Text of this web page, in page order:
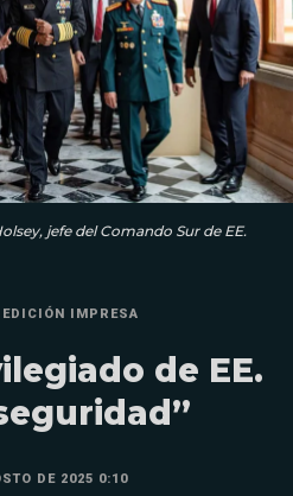
jefe del Comando Sur de EE.
IMPRESA
de EE.
DE 2025 0:10